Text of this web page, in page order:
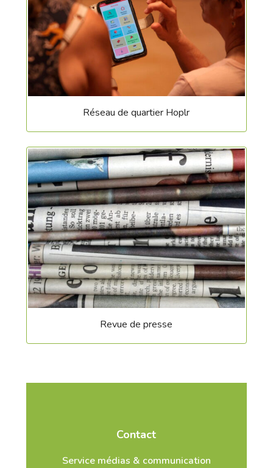
Réseau de quartier Hoplr
Revue de presse
Contact
Service médias & communication